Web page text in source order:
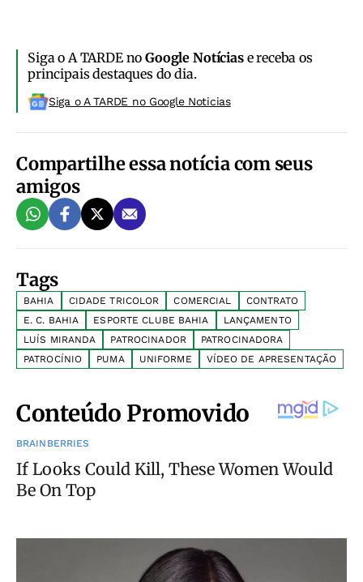
Siga o A TARDE noGoogle Notíciase receba os
principais destaques do dia.
Siga o A TARDE no Google Noticias
Compartilhe essa notícia com seus
amigos
Tags
BAHIA CIDADE TRICOLOR COMERCIAL
CONTRATO
E. C. BAHIA
ESPORTE CLUBE BAHIA
LANÇAMENTO
LUÍS MIRANDA
PATROCINADOR
PATROCINADORA
PATROCÍNIO
PUMA UNIFORME VÍDEO DE APRESENTAÇÃO